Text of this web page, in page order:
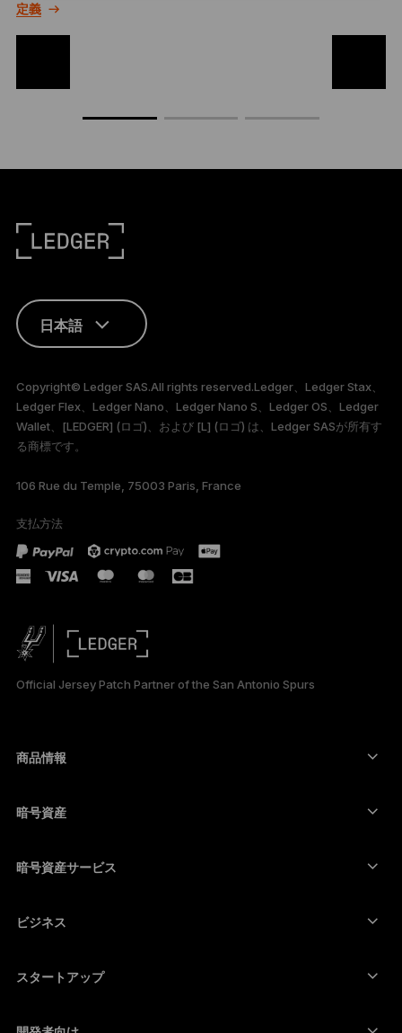
定義
日本語
FRANÇAIS
TÜRKÇE
DEUTSCH
PORTUGUÊS
ESPAÑOL
简体中文
Copyright© Ledger SAS.All rights reserved.Ledger、Ledger Stax、
Ledger Flex、Ledger Nano、Ledger Nano S、Ledger OS、Ledger
Wallet、[LEDGER] (ロゴ)、および [L] (ロゴ) は、Ledger SASが所有す
る商標です。
106 Rue du Temple, 75003 Paris, France
支払方法
Official Jersey Patch Partner of the San Antonio Spurs
商品情報
コールド ウォレット
Ledger Stax
Ledger Nano Classics
セット商品
暗号資産
Ethereumウォレット
Cardanoウォレット
Moneroウォレット
暗号資産一覧を見る
暗号資産サービス
暗号資産を購入
暗号資産をスワップ
ビジネス
スタートアップ